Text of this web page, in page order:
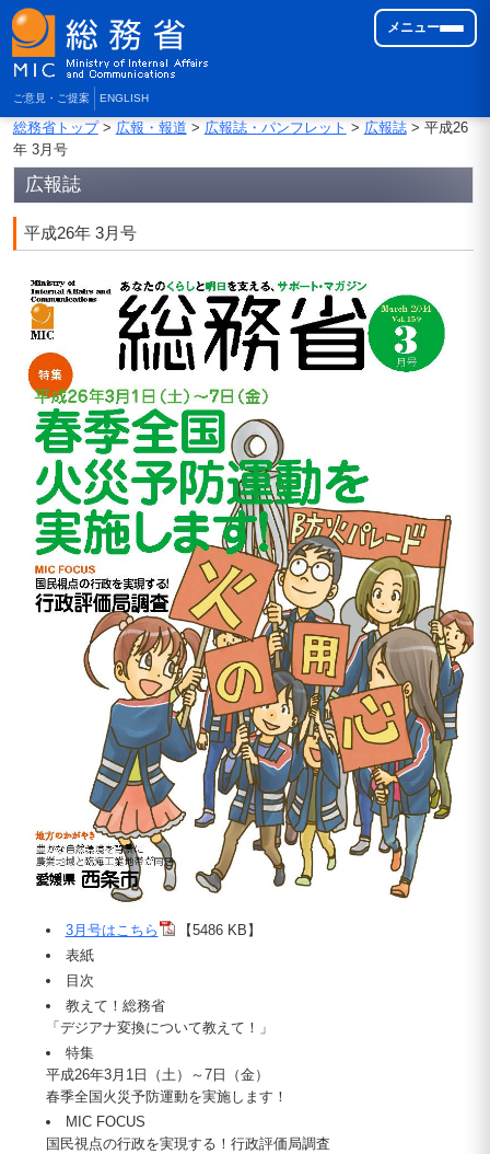
ご意見・ご提案 ENGLISH
メニュー
総務省トップ> 広報・報道 > 広報誌・パンフレット > 広報誌> 平成26
年 3月号
広報誌
平成26年 3月号
3月号はこちら
【5486 KB】
表紙
目次
教えて！総務省
「デジアナ変換について教えて！」
特集
平成26年3月1日（土）～7日（金）
春季全国火災予防運動を実施します！
MIC FOCUS
国民視点の行政を実現する！行政評価局調査